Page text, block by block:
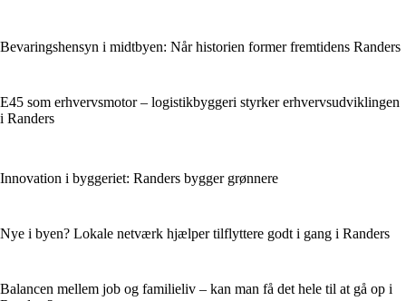
Bevaringshensyn i midtbyen: Når historien former fremtidens Randers
E45 som erhvervsmotor – logistikbyggeri styrker erhvervsudviklingen
i Randers
Innovation i byggeriet: Randers bygger grønnere
Nye i byen? Lokale netværk hjælper tilflyttere godt i gang i Randers
Balancen mellem job og familieliv – kan man få det hele til at gå op i